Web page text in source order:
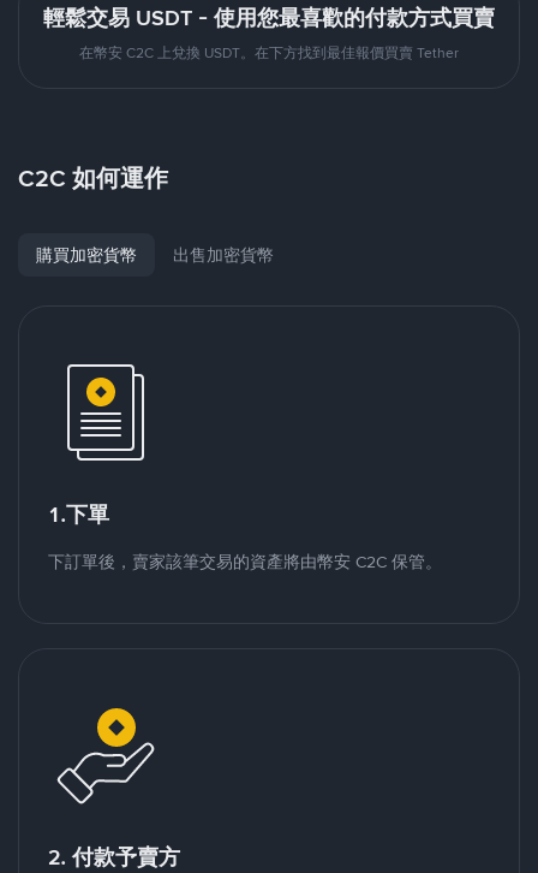
輕鬆交易 USDT - 使用您最喜歡的付款方式買賣
在幣安 C2C 上兌換 USDT。在下方找到最佳報價買賣 Tether
C2C 如何運作
購買加密貨幣 出售加密貨幣
1.下單
下訂單後，賣家該筆交易的資產將由幣安 C2C 保管。
2. 付款予賣方